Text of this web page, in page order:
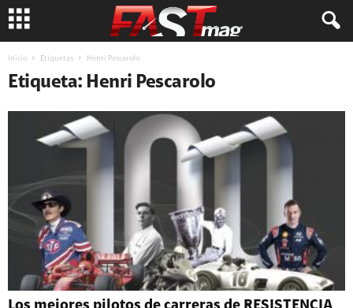
Inicio Etiquetas Henri Pescarolo
Etiqueta: Henri Pescarolo